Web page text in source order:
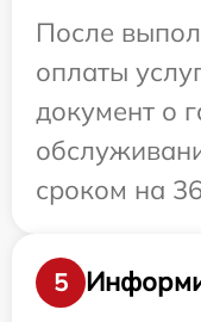
После
оплаты
документ о
сроком на
5